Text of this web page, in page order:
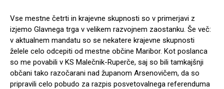
Vse mestne četrti in krajevne skupnosti so v primerjavi z
izjemo Glavnega trga v velikem razvojnem zaostanku. Še več:
v aktualnem mandatu so se nekatere krajevne skupnosti
želele celo odcepiti od mestne občine Maribor. Kot poslanca
so me povabili v KS Malečnik-Ruperče, saj so bili tamkajšnji
občani tako razočarani nad županom Arsenovičem, da so
pripravili celo pobudo za razpis posvetovalnega referenduma